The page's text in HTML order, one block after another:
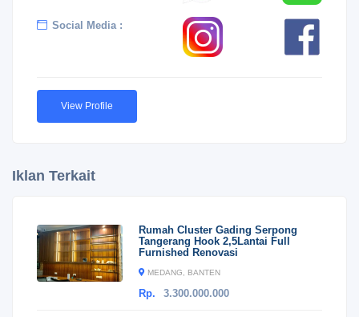
Social Media :
View Profile
Iklan Terkait
Rumah Cluster Gading Serpong
Tangerang Hook 2,5Lantai Full
Furnished Renovasi
MEDANG, BANTEN
Rp. 3.300.000.000